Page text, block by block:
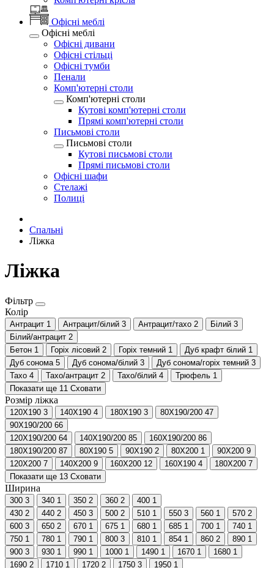
Офісні меблі
Офісні меблі
Офісні дивани
Офісні стільці
Офісні тумби
Пенали
Комп'ютерні столи
Комп'ютерні столи
Кутові комп'ютерні столи
Прямі комп'ютерні столи
Письмові столи
Письмові столи
Кутові письмові столи
Прямі письмові столи
Офісні шафи
Стелажі
Полиці
Спальні
Ліжка
Ліжка
Фільтр
Колір
Антрацит 1 Антрацит/білий 3 Антрацит/тахо 2 Білий 3
Білий/антрацит 2
Бетон 1 Горіх лісовий 2 Горіх темний 1 Дуб крафт білий 1
Дуб сонома 5 Дуб сонома/білий 3 Дуб сонома/горіх темний 3
Тахо 4 Тахо/антрацит 2 Тахо/білий 4 Трюфель 1
Показати ще 11 Сховати
Розмір ліжка
120Х190 3 140Х190 4 180Х190 3 80Х190/200 47
90Х190/200 66
120Х190/200 64 140Х190/200 85 160Х190/200 86
180Х190/200 87 80Х190 5 90Х190 2 80Х200 1 90Х200 9
120Х200 7 140Х200 9 160Х200 12 160Х190 4 180Х200 7
Показати ще 13 Сховати
Ширина
300 3 340 1 350 2 360 2 400 1
430 2 440 2 450 3 500 2 510 1 550 3 560 1 570 2
600 3 650 2 670 1 675 1 680 1 685 1 700 1 740 1
750 1 780 1 790 1 800 3 810 1 854 1 860 2 890 1
900 3 930 1 990 1 1000 1 1490 1 1670 1 1680 1
1690 2 1710 1 1720 2 1750 3 1950 1